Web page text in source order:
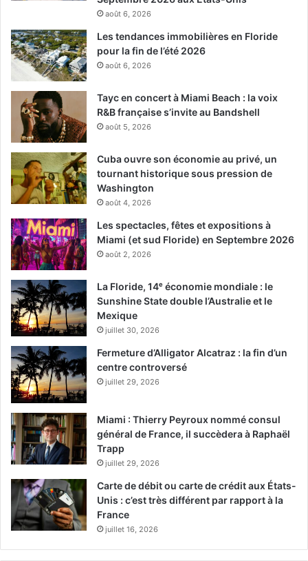
Le 24 avril :
Extraction (film)
Extraction raconte l’histoire d’un mercenaire (C
Hemsworth joue le rôle)qui se fait embaucher au marché
noir pour récupérer le fils kidnappé d’un seigneur du
crime. Mais cette mission va s’avérer bien difficile…
Le 30 avril :
The Victims’ Game
(film)
août 6, 2026
Les tendances immobilières en Floride
pour la fin de l’été 2026
août 6, 2026
Tayc en concert à Miami Beach : la voix
R&B française s’invite au Bandshell
août 5, 2026
Cuba ouvre son économie au privé, un
tournant historique sous pression de
Washington
août 4, 2026
Les spectacles, fêtes et expositions à
Miami (et sud Floride) en Septembre 2026
août 2, 2026
La Floride, 14ᵉ économie mondiale : le
Sunshine State double l’Australie et le
Mexique
juillet 30, 2026
Fermeture d’Alligator Alcatraz : la fin d’un
centre controversé
juillet 29, 2026
Miami : Thierry Peyroux nommé consul
général de France, il succèdera à Raphaël
Trapp
juillet 29, 2026
Carte de débit ou carte de crédit aux États-
Unis : c’est très différent par rapport à la
France
juillet 16, 2026